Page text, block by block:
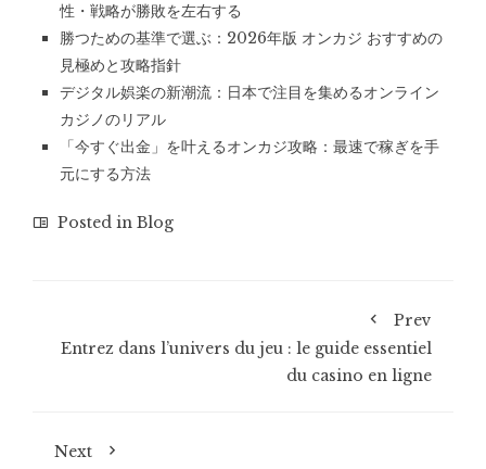
性・戦略が勝敗を左右する
勝つための基準で選ぶ：2026年版 オンカジ おすすめの
見極めと攻略指針
デジタル娯楽の新潮流：日本で注目を集めるオンライン
カジノのリアル
「今すぐ出金」を叶えるオンカジ攻略：最速で稼ぎを手
元にする方法
Posted in Blog
Prev
Entrez dans l’univers du jeu : le guide essentiel
du casino en ligne
Next